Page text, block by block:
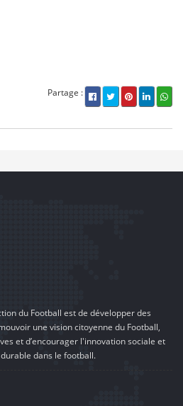
Partage :
du Football est de développer des
une vision citoyenne du Football,
et d’encourager l'innovation sociale et
dans le football.